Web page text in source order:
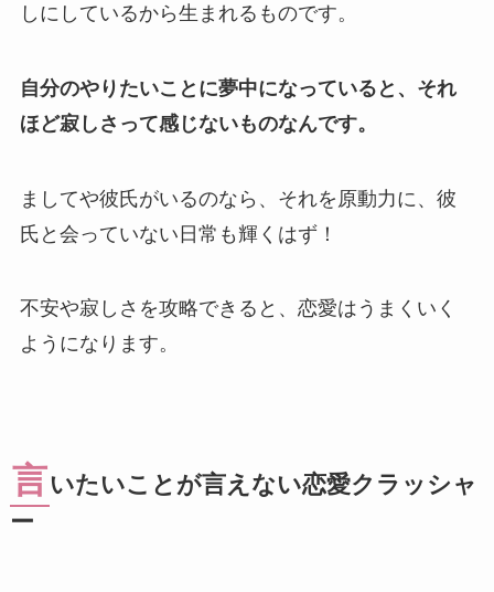
しにしているから生まれるものです。
自分のやりたいことに夢中になっていると、それ
ほど寂しさって感じないものなんです。
ましてや彼氏がいるのなら、それを原動力に、彼
氏と会っていない日常も輝くはず！
不安や寂しさを攻略できると、恋愛はうまくいく
ようになります。
言いたいことが言えない恋愛クラッシャ
ー